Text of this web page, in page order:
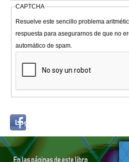
CAPTCHA
Resuelve este sencillo problema
respuesta para asegurarnos de que no
automático de spam.
Log in with...